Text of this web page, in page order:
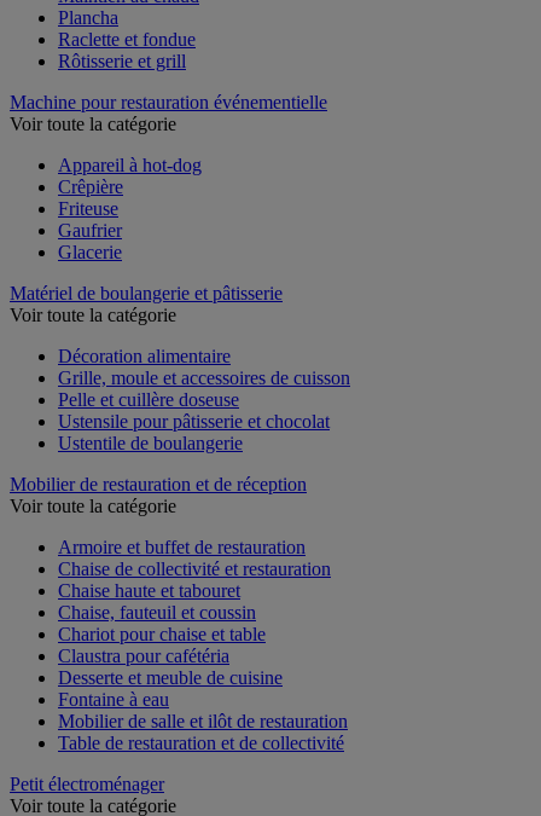
Maintien au chaud
Plancha
Raclette et fondue
Machine pour restauration événementielle
Appareil à hot-dog
Crêpière
Friteuse
Gaufrier
Matériel de boulangerie et pâtisserie
Décoration alimentaire
Grille, moule et accessoires de cuisson
Pelle et cuillère doseuse
Ustensile pour pâtisserie et chocolat
Mobilier de restauration et de réception
Armoire et buffet de restauration
Chaise de collectivité et restauration
Chaise haute et tabouret
Chaise, fauteuil et coussin
Chariot pour chaise et table
Claustra pour cafétéria
Desserte et meuble de cuisine
Fontaine à eau
Mobilier de salle et ilôt de restauration
Petit électroménager